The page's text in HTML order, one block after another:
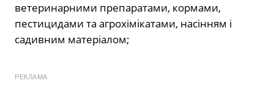
ветеринарними препаратами, кормами,
пестицидами та агрохімікатами, насінням і
садивним матеріалом;
РЕКЛАМА